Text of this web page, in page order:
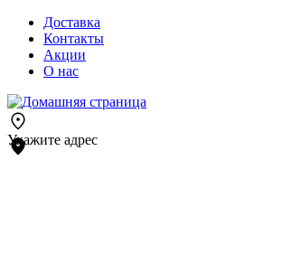
Доставка
Контакты
Акции
О нас
Укажите адрес